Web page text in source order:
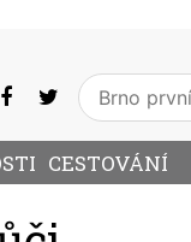
CESTOVÁNÍ